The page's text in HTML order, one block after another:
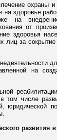
охраны
на здоровье
внедрение
от
здоровья
лиц за
на
том числе
развития